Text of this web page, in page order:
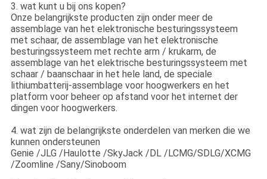
3. wat kunt u bij ons kopen?
Onze belangrijkste producten zijn onder meer de
assemblage van het elektronische besturingssysteem
met schaar, de assemblage van het elektronische
besturingssysteem met rechte arm / krukarm, de
assemblage van het elektrische besturingssysteem met
schaar / baanschaar in het hele land, de speciale
lithiumbatterij-assemblage voor hoogwerkers en het
platform voor beheer op afstand voor het internet der
dingen voor hoogwerkers.
4. wat zijn de belangrijkste onderdelen van merken die we
kunnen ondersteunen
Genie /JLG /Haulotte /SkyJack /DL /LCMG/SDLG/XCMG
/Zoomline /Sany/Sinoboom